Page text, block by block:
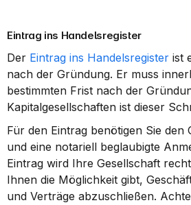
Eintrag ins Handelsregister
Der Eintrag ins Handelsregister ist
nach der Gründung. Er muss
bestimmten Frist nach der
Kapitalgesellschaften ist dieser
Für den Eintrag benötigen Sie den
und eine notariell beglaubigte
Eintrag wird Ihre Gesellschaft
Ihnen die Möglichkeit gibt,
und Verträge abzuschließen.